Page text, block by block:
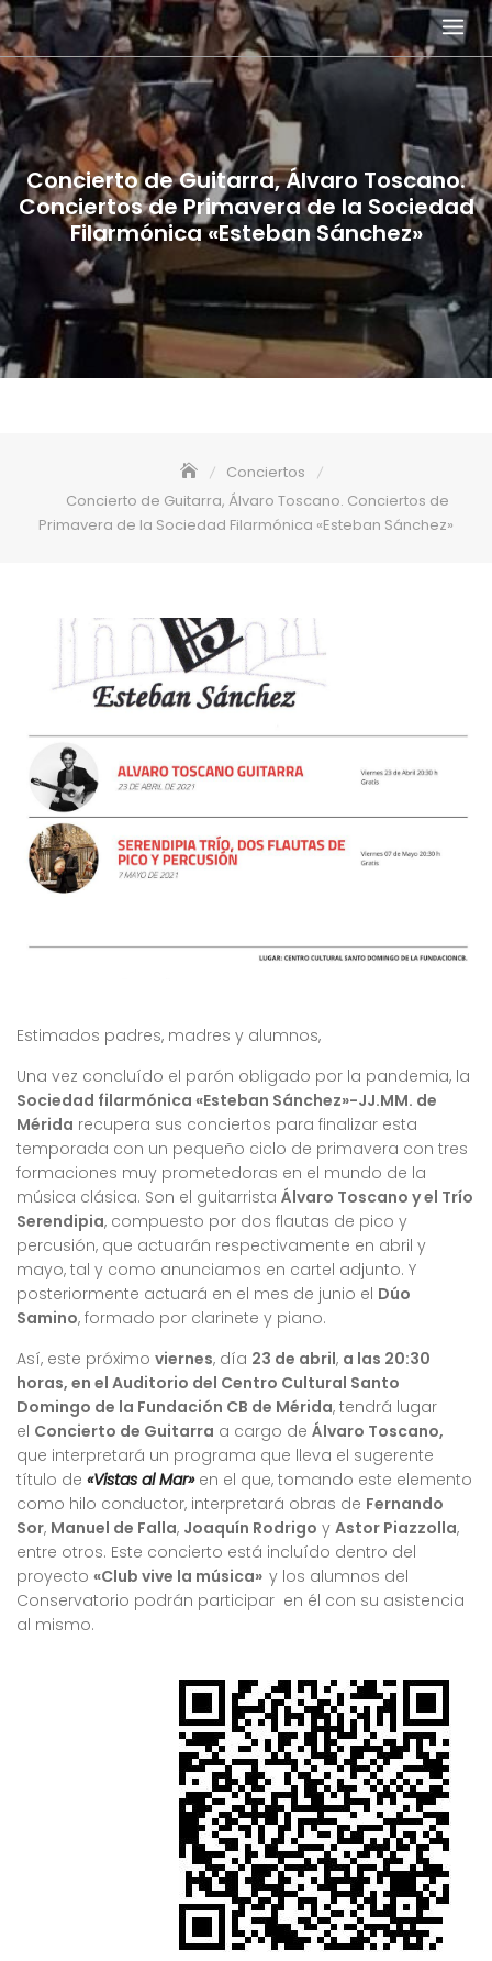
Skip
to
content
Concierto de Guitarra, Álvaro Toscano.
Conciertos de Primavera de la Sociedad
Filarmónica «Esteban Sánchez»
Conciertos
Concierto de Guitarra, Álvaro Toscano. Conciertos de
Primavera de la Sociedad Filarmónica «Esteban Sánchez»
Estimados padres, madres y alumnos,
Una vez concluído el parón obligado por la pandemia, la
Sociedad filarmónica «Esteban Sánchez»-JJ.MM. de
Mérida recupera sus conciertos para finalizar esta
temporada con un pequeño ciclo de primavera con tres
formaciones muy prometedoras en el mundo de la
música clásica. Son el guitarrista Álvaro Toscano y el Trío
Serendipia, compuesto por dos flautas de pico y
percusión, que actuarán respectivamente en abril y
mayo, tal y como anunciamos en cartel adjunto. Y
posteriormente actuará en el mes de junio el Dúo
Samino, formado por clarinete y piano.
Así, este próximo viernes, día 23 de abril, a las 20:30
horas, en el Auditorio del Centro Cultural Santo
Domingo de la Fundación CB de Mérida, tendrá lugar
el Concierto de Guitarra a cargo de Álvaro Toscano,
que interpretará un programa que lleva el sugerente
título de «Vistas al Mar» en el que, tomando este elemento
como hilo conductor, interpretará obras de Fernando
Sor, Manuel de Falla, Joaquín Rodrigo y Astor Piazzolla,
entre otros. Este concierto está incluído dentro del
proyecto «Club vive la música» y los alumnos del
Conservatorio podrán participar en él con su asistencia
al mismo.